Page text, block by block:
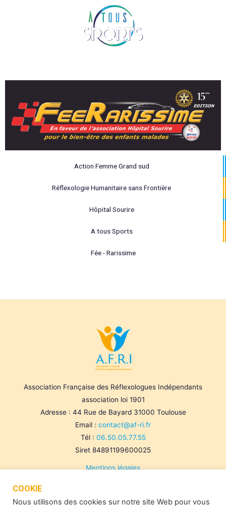
Action Femme Grand sud
Réflexologie Humanitaire sans Frontière
Hôpital Sourire
A tous Sports
Fée - Rarissime
Association Française des Réflexologues Indépendants
association loi 1901
Adresse : 44 Rue de Bayard 31000 Toulouse
Email : contact@af-ri.fr
Tél : 06.50.05.77.55
Siret 84891199600025
Mentions légales
COOKIE
Nous utilisons des cookies sur notre site Web pour vous